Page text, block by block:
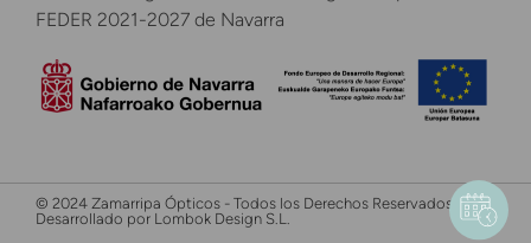
FEDER 2021-2027 de Navarra
© 2024 Zamarripa Ópticos - Todos los Derechos Reservados -
Desarrollado por Lombok Design S.L.